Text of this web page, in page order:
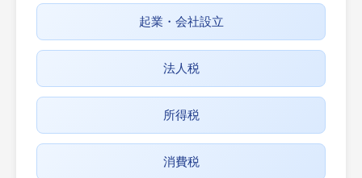
起業・会社設立
法人税
所得税
消費税